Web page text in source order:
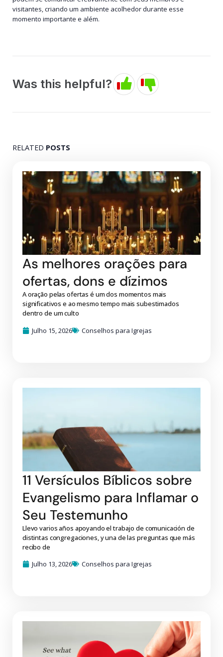
visitantes, criando um ambiente acolhedor durante esse
momento importante e além.
Was this helpful?
RELATED POSTS
As melhores orações para
ofertas, dons e dízimos
A oração pelas ofertas é um dos momentos mais
significativos e ao mesmo tempo mais subestimados
dentro de um culto
Julho 15, 2026
Conselhos para Igrejas
11 Versículos Bíblicos sobre
Evangelismo para Inflamar o
Seu Testemunho
Llevo varios años apoyando el trabajo de comunicación de
distintas congregaciones, y una de las preguntas que más
recibo de
Julho 13, 2026
Conselhos para Igrejas